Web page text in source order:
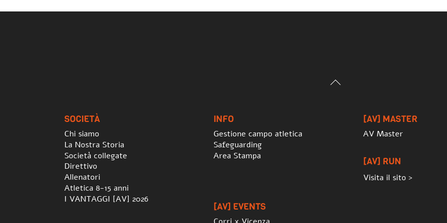
Back
SOCIETÀ
Chi siamo
La Nostra Storia
Società collegate
Direttivo
Allenatori
Atletica 8-15 anni
I VANTAGGI [AV] 2026
INFO
Gestione campo atletica
Safeguarding
Area Stampa
[AV] MASTER
AV Master
[AV] RUN
Visita il sito >
[AV] EVENTS